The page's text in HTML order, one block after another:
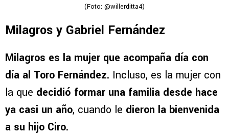
(Foto: @willerditta4)
Milagros y Gabriel Fernández
Milagros es la mujer que acompaña día con
día al Toro Fernández. Incluso, es la mujer con
la que decidió formar una familia desde hace
ya casi un año, cuando le dieron la bienvenida
a su hijo Ciro.